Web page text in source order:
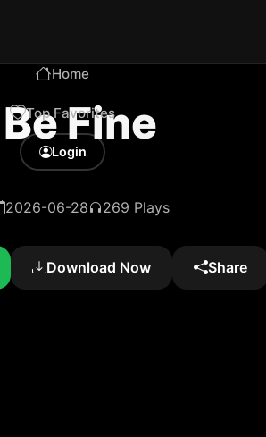
Home
Top Favorites
Login
Fine
2026-06-28 269 Plays
Download Now Share